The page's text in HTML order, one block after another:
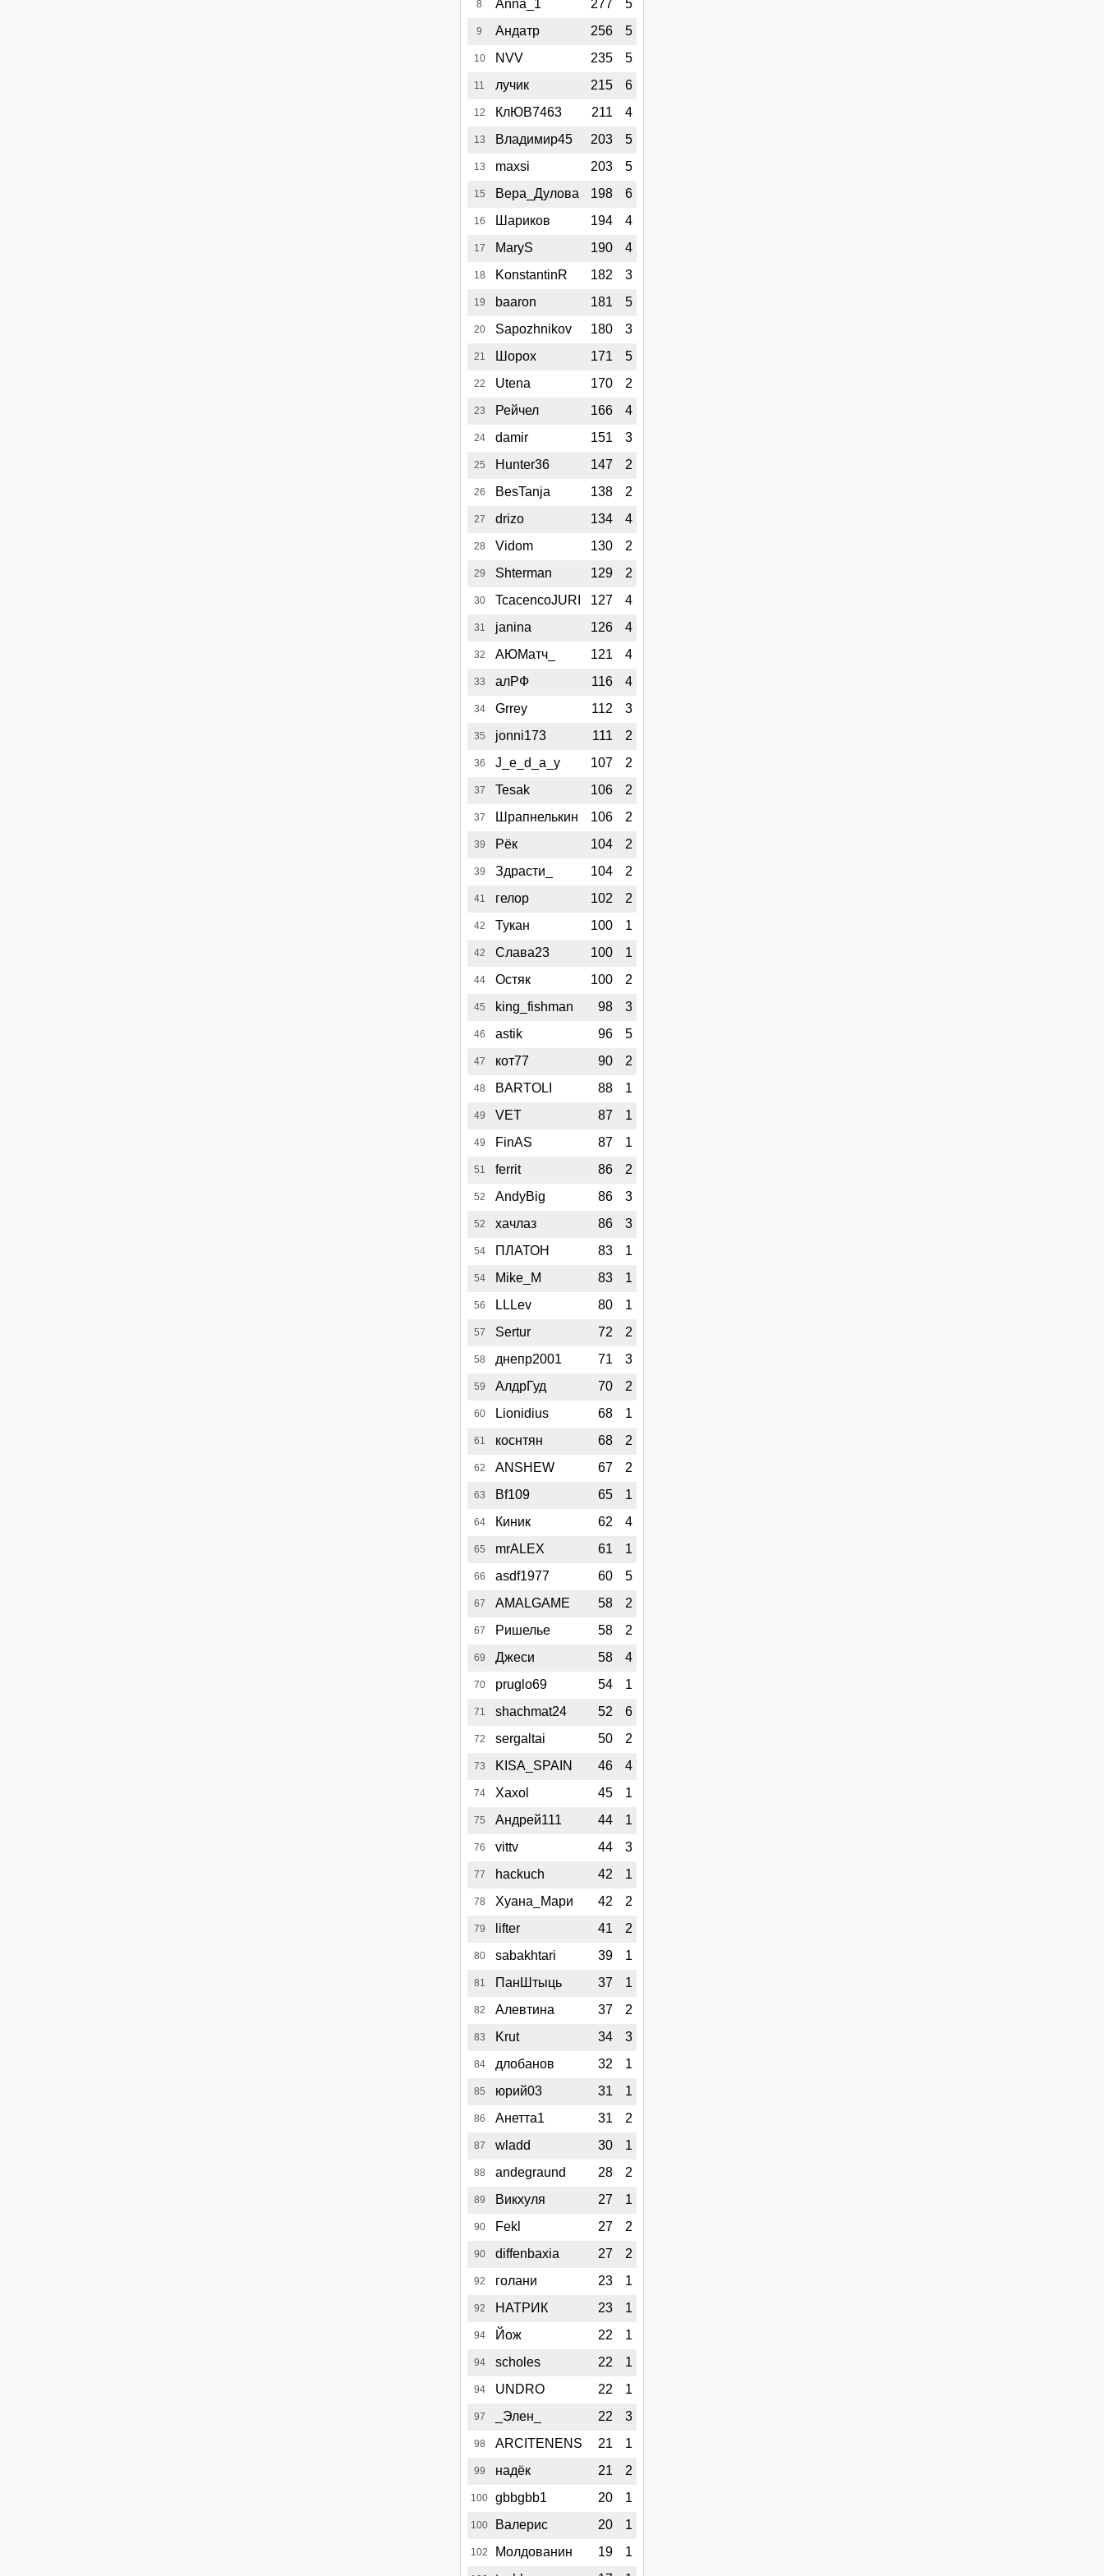
8 Anna_1 277 5
9 Андатр 256 5
10 NVV 235 5
11 лучик 215 6
12 КлЮВ7463 211 4
13 Владимир45 203 5
13 maxsi 203 5
15 Вера_Дулова 198 6
16 Шариков 194 4
17 MaryS 190 4
18 KonstantinR 182 3
19 baaron 181 5
20 Sapozhnikov 180 3
21 Шорох 171 5
22 Utena 170 2
23 Рейчел 166 4
24 damir 151 3
25 Hunter36 147 2
26 BesTanja 138 2
27 drizo 134 4
28 Vidom 130 2
29 Shterman 129 2
30 TcacencoJURI 127 4
31 janina 126 4
32 АЮМатч_ 121 4
33 алРФ 116 4
34 Grrey 112 3
35 jonni173 111 2
36 J_e_d_a_y 107 2
37 Tesak 106 2
37 Шрапнелькин 106 2
39 Рёк 104 2
39 Здрасти_ 104 2
41 гелор 102 2
42 Тукан 100 1
42 Слава23 100 1
44 Остяк 100 2
45 king_fishman 98 3
46 astik 96 5
47 кот77 90 2
48 BARTOLI 88 1
49 VET 87 1
49 FinAS 87 1
51 ferrit 86 2
52 AndyBig 86 3
52 хачлаз 86 3
54 ПЛАТОН 83 1
54 Mike_M 83 1
56 LLLev 80 1
57 Sertur 72 2
58 днепр2001 71 3
59 АлдрГуд 70 2
60 Lionidius 68 1
61 коснтян 68 2
62 ANSHEW 67 2
63 Bf109 65 1
64 Киник 62 4
65 mrALEX 61 1
66 asdf1977 60 5
67 AMALGAME 58 2
67 Ришелье 58 2
69 Джеси 58 4
70 pruglo69 54 1
71 shachmat24 52 6
72 sergaltai 50 2
73 KISA_SPAIN 46 4
74 Xaxol 45 1
75 Андрей111 44 1
76 vittv 44 3
77 hackuch 42 1
78 Хуана_Мари 42 2
79 lifter 41 2
80 sabakhtari 39 1
81 ПанШтыць 37 1
82 Алевтина 37 2
83 Krut 34 3
84 длобанов 32 1
85 юрий03 31 1
86 Анетта1 31 2
87 wladd 30 1
88 andegraund 28 2
89 Викхуля 27 1
90 Fekl 27 2
90 diffenbaxia 27 2
92 голани 23 1
92 НАТРИК 23 1
94 Йож 22 1
94 scholes 22 1
94 UNDRO 22 1
97 _Элен_ 22 3
98 ARCITENENS 21 1
99 надёк 21 2
100 gbbgbb1 20 1
100 Валерис 20 1
102 Молдованин 19 1